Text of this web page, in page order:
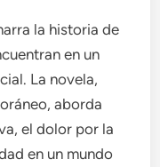
la historia de
en un
La novela,
aborda
el dolor por la
en un mundo